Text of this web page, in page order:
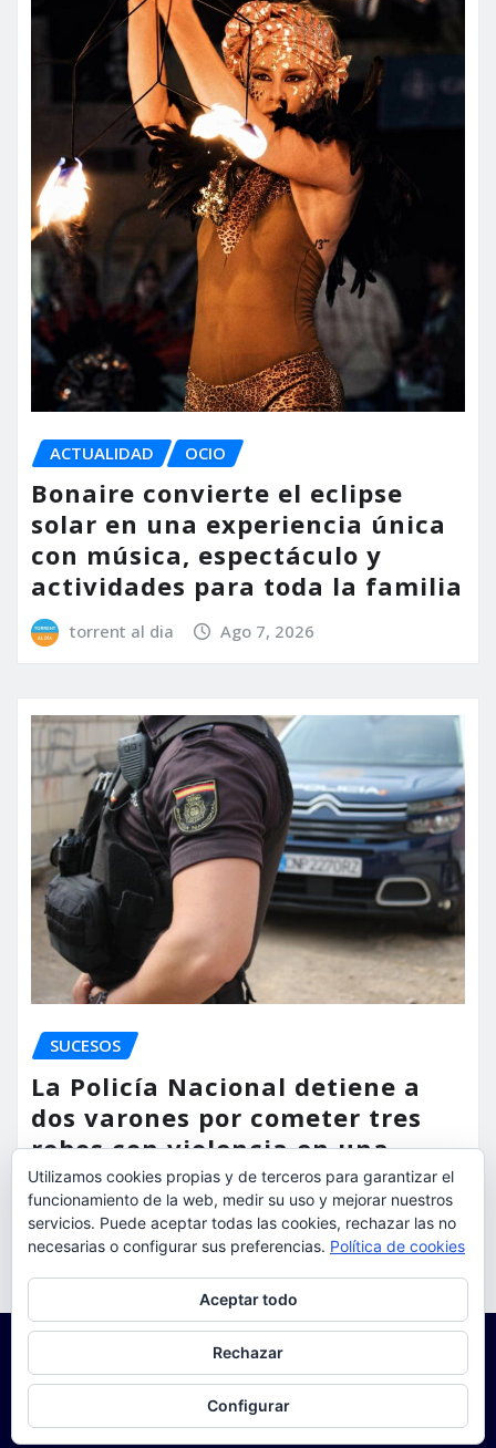
ACTUALIDAD OCIO
Bonaire convierte el eclipse
solar en una experiencia única
con música, espectáculo y
actividades para toda la familia
torrent al dia Ago 7, 2026
SUCESOS
La Policía Nacional detiene a
dos varones por cometer tres
robos con violencia en una
misma mañana
torrent al dia Ago 7, 2026
Utilizamos cookies propias y de terceros para garantizar el
funcionamiento de la web, medir su uso y mejorar nuestros
servicios. Puede aceptar todas las cookies, rechazar las no
necesarias o configurar sus preferencias. Política de cookies
Aceptar todo
Rechazar
Configurar
Para obtener más información, incluido cómo gestionar las cookies,